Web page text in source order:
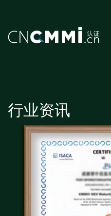
行业资讯